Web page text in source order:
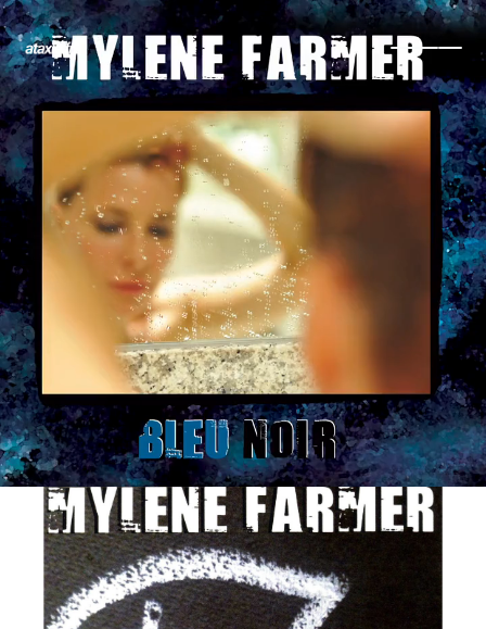
← Retour
Ajouter à ma collection Ajouter à ma wishlist
Comparer cet objet Voir ma collection